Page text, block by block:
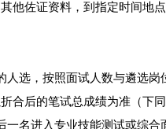
他佐证资料，到指定时间地点
人选，按照面试人数与遴选岗
合后的笔试总成绩为准（下
名进入专业技能测试或综合